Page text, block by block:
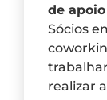
de
Sócios
realizar